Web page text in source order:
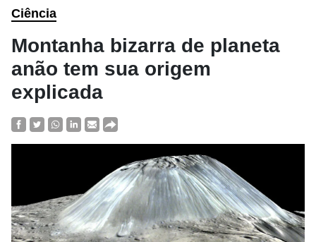
Ciência
Montanha bizarra de planeta
anão tem sua origem
explicada